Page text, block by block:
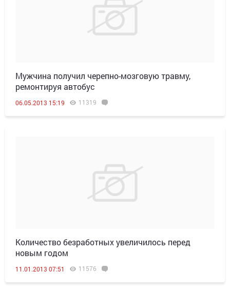
Мужчина получил черепно-мозговую травму,
ремонтируя автобус
06.05.2013 15:19 11319
Количество безработных увеличилось перед
новым годом
11.01.2013 07:51 11576